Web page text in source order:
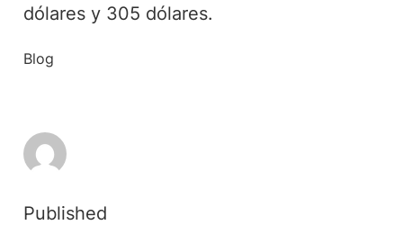
dólares y 305 dólares.
Published